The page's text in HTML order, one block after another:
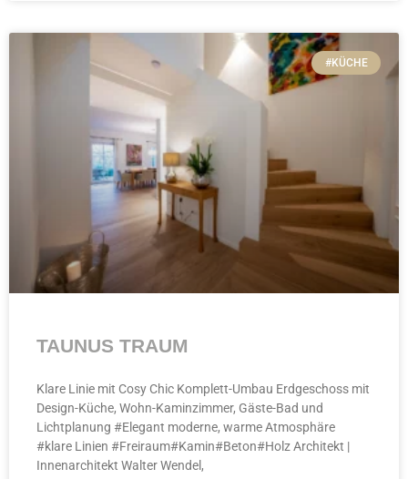
#KÜCHE
TAUNUS TRAUM
Klare Linie mit Cosy Chic Komplett-Umbau Erdgeschoss mit
Design-Küche, Wohn-Kaminzimmer, Gäste-Bad und
Lichtplanung #Elegant moderne, warme Atmosphäre
#klare Linien #Freiraum#Kamin#Beton#Holz Architekt |
Innenarchitekt Walter Wendel,